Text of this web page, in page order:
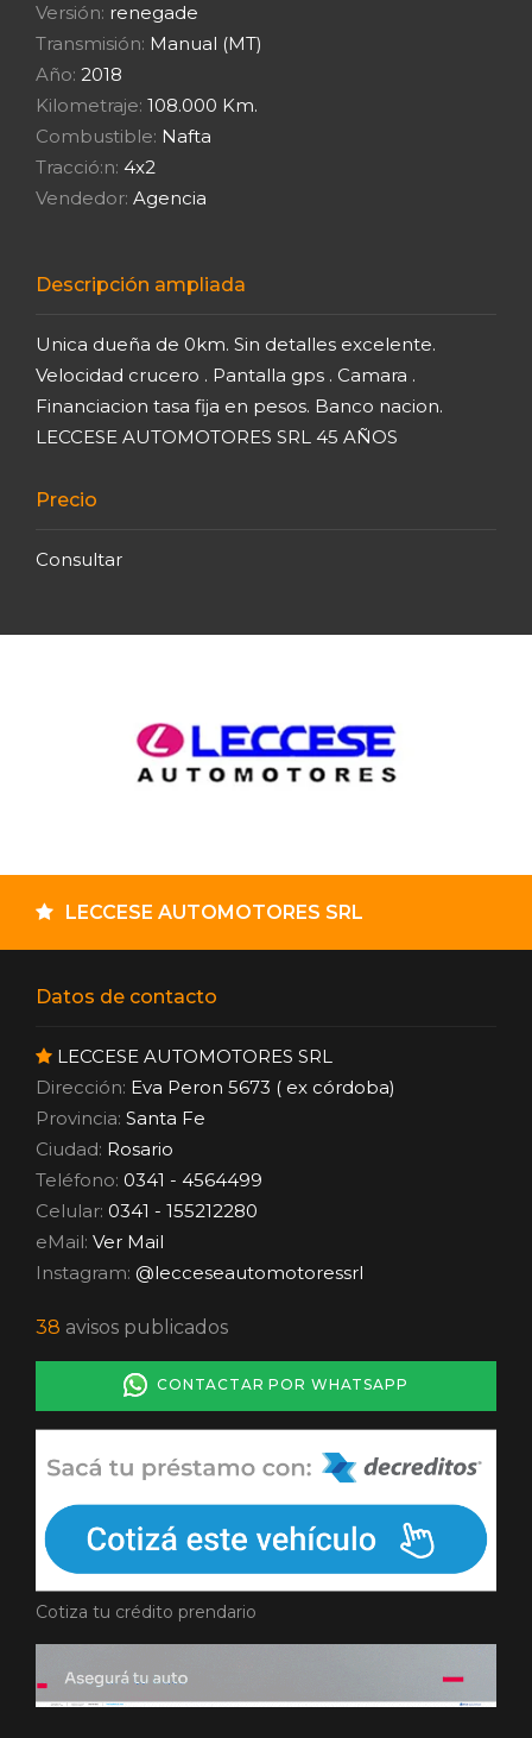
Versión: renegade
Transmisión: Manual (MT)
Año: 2018
Kilometraje: 108.000 Km.
Combustible: Nafta
Tracció:n: 4x2
Vendedor: Agencia
Descripción ampliada
Unica dueña de 0km. Sin detalles excelente.
Velocidad crucero . Pantalla gps . Camara .
Financiacion tasa fija en pesos. Banco nacion.
LECCESE AUTOMOTORES SRL 45 AÑOS
Precio
Consultar
LECCESE AUTOMOTORES SRL
Datos de contacto
LECCESE AUTOMOTORES SRL
Dirección: Eva Peron 5673 ( ex córdoba)
Provincia: Santa Fe
Ciudad: Rosario
Teléfono: 0341 - 4564499
Celular: 0341 - 155212280
eMail: Ver Mail
Instagram: @lecceseautomotoressrl
38 avisos publicados
CONTACTAR POR WHATSAPP
Cotiza tu crédito prendario